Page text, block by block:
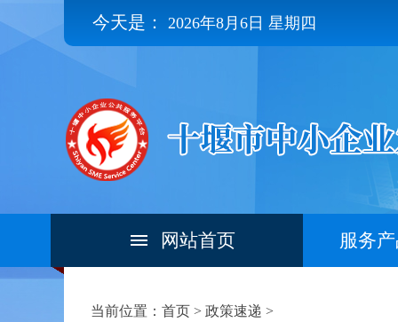
今天是： 2026年8月6日 星期四
网站首页 服务
当前位置：首页 > 政策速递 >